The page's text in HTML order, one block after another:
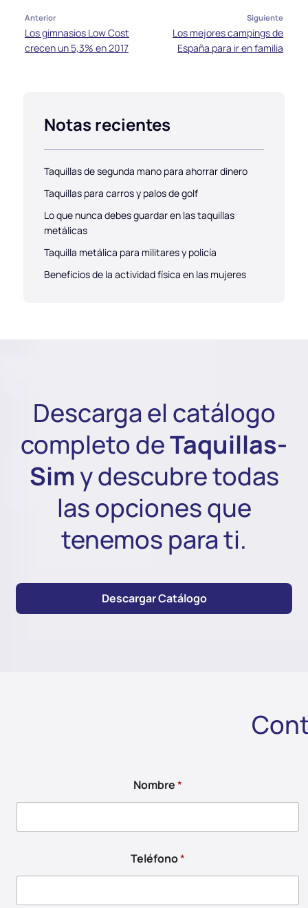
Anterior
Los gimnasios Low Cost
crecen un 5,3% en 2017
Siguiente
Los mejores campings de
España para ir en familia
Notas recientes
Taquillas de segunda mano para ahorrar dinero
Taquillas para carros y palos de golf
Lo que nunca debes guardar en las taquillas
metálicas
Taquilla metálica para militares y policía
Beneficios de la actividad física en las mujeres
Descarga el catálogo
completo deTaquillas-
Simy descubre todas
las opciones que
tenemos para ti.
Descargar Catálogo
Nombre*
Teléfono*